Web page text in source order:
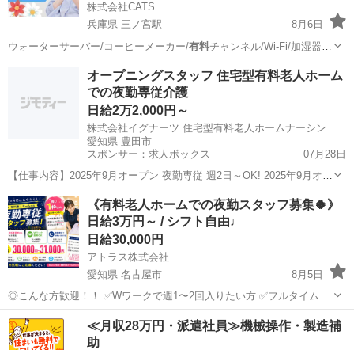
株式会社CATS
兵庫県 三ノ宮駅
8月6日
ウォーターサーバー/コーヒーメーカー/有料チャンネル/Wi-Fi/加湿器な
ど) …
三ノ宮駅 仕分け スタッフ
オープニングスタッフ 住宅型有料老人ホーム
での夜勤専従介護
日給2万2,000円～
株式会社イグナーツ 住宅型有料老人ホームナーシング笑和越戸
愛知県 豊田市
スポンサー：求人ボックス
07月28日
【仕事内容】2025年9月オープン 夜勤専従 週2日～OK! 2025年9月オー
プン!大募集!! 『燃えるように 輝き続ける』 私たちは介護に関わるこ
としか得意でない会社です。 でも、介護の仕事が本当に大好きな、太
陽みたいな社長と...
アルバイト・パート
《有料老人ホームでの夜勤スタッフ募集🍀》
日給3万円～ / シフト自由♩
日給30,000円
アトラス株式会社
愛知県 名古屋市
8月5日
◎こんな方歓迎！！ ✅Wワークで週1〜2回入りたい方 ✅フルタイムで
しっかり稼ぎたい方 ✅週払い希望の方 ✅希望シフトで働きたい方 ▼資
格について ・初任者研修 ・実務者研修 ・介護福祉士 ※資格が...
愛知 名古屋市 介護 スタッフ
≪月収28万円・派遣社員≫機械操作・製造補
助